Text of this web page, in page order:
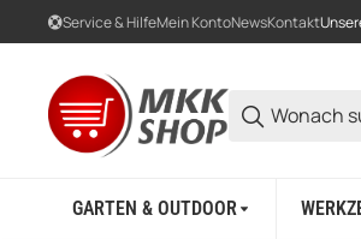
Service & HilfeMein KontoNewsKontakt
GARTEN & OUTDOOR